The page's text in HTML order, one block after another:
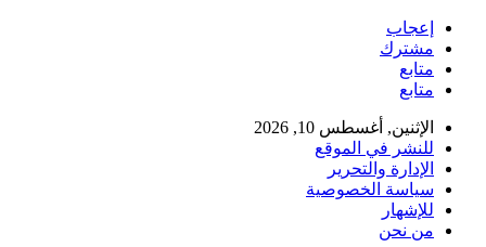
إعجاب
مشترك
متابع
متابع
الإثنين, أغسطس 10, 2026
للنشر في الموقع
الإدارة والتحرير
سياسة الخصوصية
للإشهار
من نحن